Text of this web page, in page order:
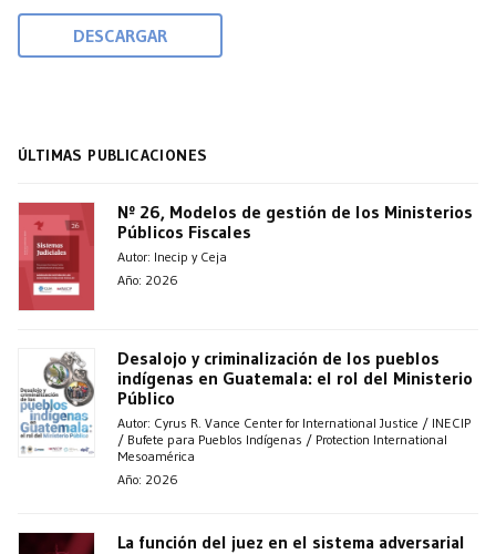
DESCARGAR
ÚLTIMAS PUBLICACIONES
Nº 26, Modelos de gestión de los Ministerios
Públicos Fiscales
Autor: Inecip y Ceja
Año: 2026
Desalojo y criminalización de los pueblos
indígenas en Guatemala: el rol del Ministerio
Público
Autor: Cyrus R. Vance Center for International Justice / INECIP
/ Bufete para Pueblos Indígenas / Protection International
Mesoamérica
Año: 2026
La función del juez en el sistema adversarial